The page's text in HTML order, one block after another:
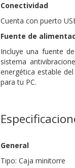
Conectividad
Cuenta con puerto
Fuente de
Incluye una fuente
sistema
energética estable
para tu PC.
General
Tipo: Caja minitorre